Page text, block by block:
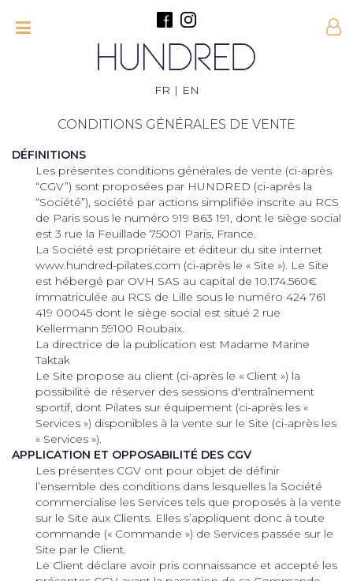
FR | EN
CONDITIONS GÉNÉRALES DE VENTE
DÉFINITIONS
Les présentes conditions générales de vente (ci-après
“CGV”) sont proposées par HUNDRED (ci-après la
“Société”), société par actions simplifiée inscrite au RCS
de Paris sous le numéro 919 863 191, dont le siège social
est 3 rue la Feuillade 75001 Paris, France.
La Société est propriétaire et éditeur du site internet
www.hundred-pilates.com (ci-après le « Site »). Le Site
est hébergé par OVH SAS au capital de 10.174.560€
immatriculée au RCS de Lille sous le numéro 424 761
419 00045 dont le siège social est situé 2 rue
Kellermann 59100 Roubaix.
La directrice de la publication est Madame Marine
Taktak
Le Site propose au client (ci-après le « Client ») la
possibilité de réserver des sessions d'entraînement
sportif, dont Pilates sur équipement (ci-après les «
Services ») disponibles à la vente sur le Site (ci-après les
« Services »).
APPLICATION ET OPPOSABILITÉ DES CGV
Les présentes CGV ont pour objet de définir
l’ensemble des conditions dans lesquelles la Société
commercialise les Services tels que proposés à la vente
sur le Site aux Clients. Elles s’appliquent donc à toute
commande (« Commande ») de Services passée sur le
Site par le Client.
Le Client déclare avoir pris connaissance et accepté les